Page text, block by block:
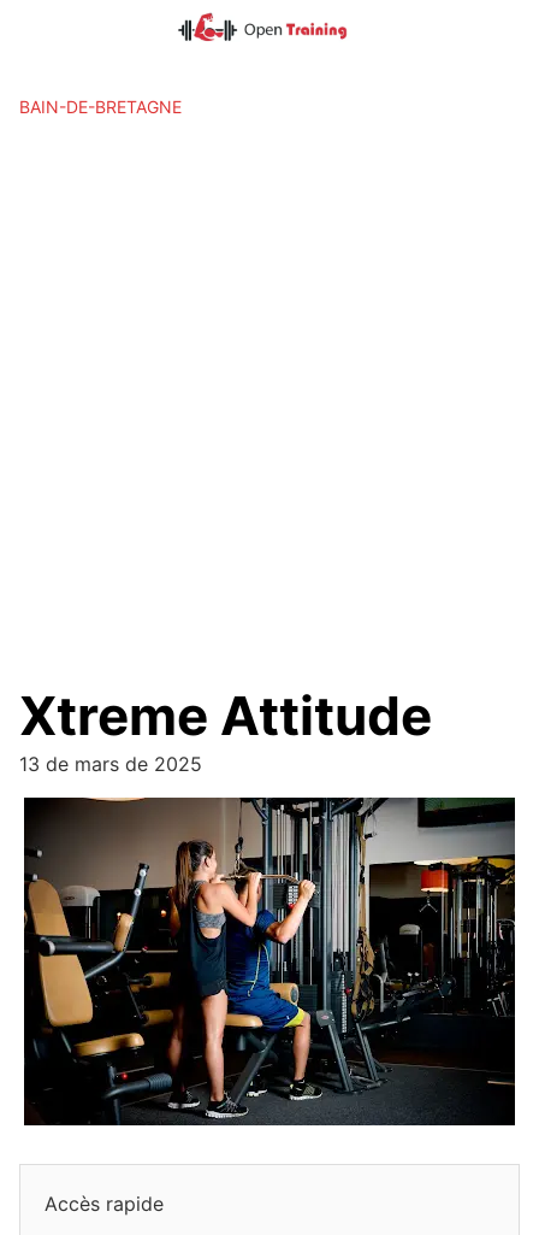
BAIN-DE-BRETAGNE
Xtreme Attitude
13 de mars de 2025
Accès rapide